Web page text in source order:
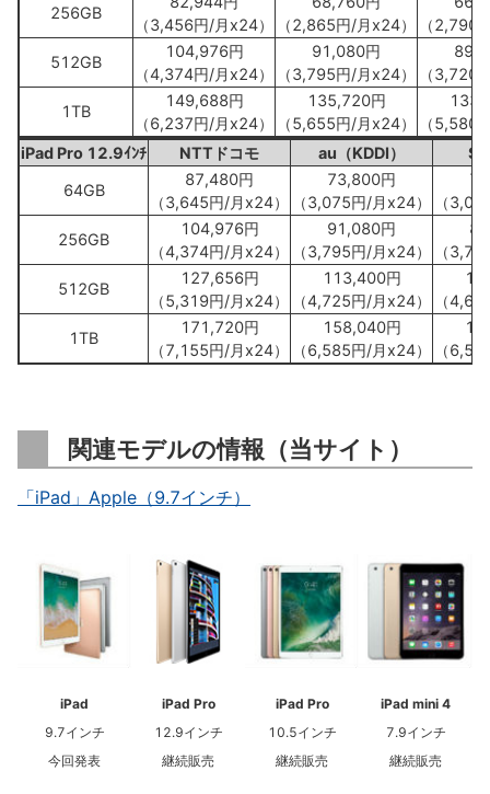
256GB
（3,456円/月x24）
（2,865円/月x24）
（2,790
512GB
104,976円
（4,374円/月x24）
91,080円
（3,795円/月x24）
（3,720
1TB
149,688円
（6,237円/月x24）
135,720円
（5,655円/月x24）
（5,580
iPad Pro 12.9ｲﾝﾁ
NTTドコモ au（KDDI）
64GB
87,480円
（3,645円/月x24）
73,800円
（3,075円/月x24）
（
256GB
104,976円
（4,374円/月x24）
91,080円
（3,795円/月x24）
（
512GB
127,656円
（5,319円/月x24）
113,400円
（4,725円/月x24）
（
1TB
171,720円
（7,155円/月x24）
158,040円
（6,585円/月x24）
（
関連モデルの情報（当サイト）
「iPad」Apple（9.7インチ）
iPad
9.7インチ
今回発表
iPad Pro
12.9インチ
継続販売
iPad Pro
10.5インチ
継続販売
iPad mini 4
7.9インチ
継続販売